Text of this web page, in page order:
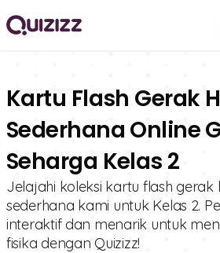
Kartu Flash Gerak
Sederhana Online
Seharga Kelas 2
Jelajahi koleksi kartu flash gerak
sederhana kami untuk Kelas 2.
interaktif dan menarik untuk
fisika dengan Quizizz!